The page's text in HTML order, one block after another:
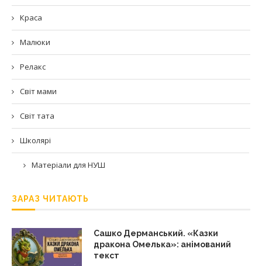
Краса
Малюки
Релакс
Світ мами
Світ тата
Школярі
Матеріали для НУШ
ЗАРАЗ ЧИТАЮТЬ
Сашко Дерманський. «Казки
дракона Омелька»: анімований
текст